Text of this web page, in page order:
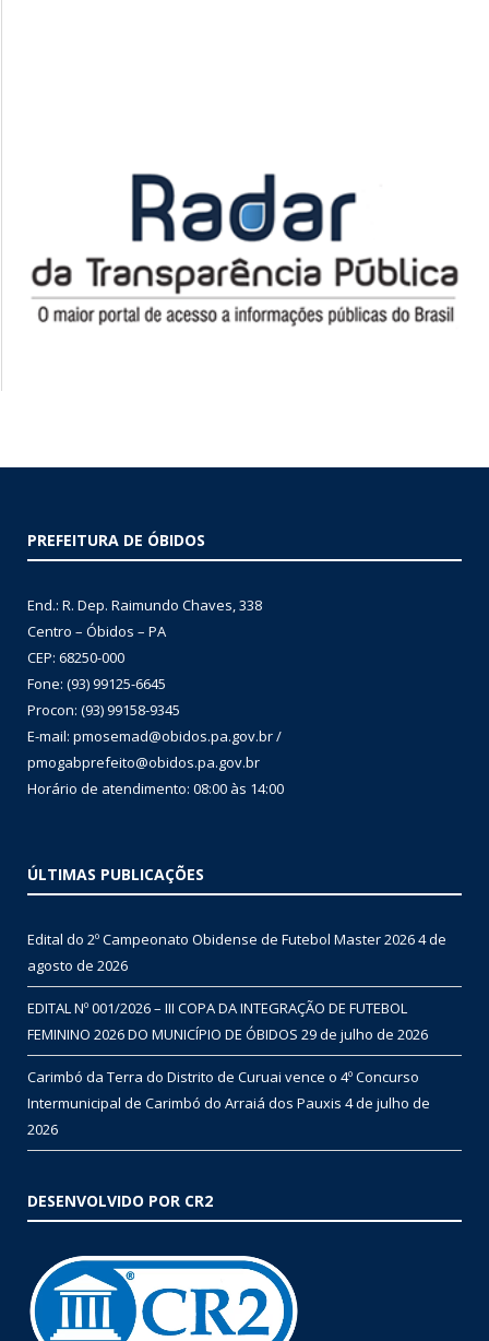
PREFEITURA DE ÓBIDOS
End.: R. Dep. Raimundo Chaves, 338
Centro – Óbidos – PA
CEP: 68250-000
Fone: (93) 99125-6645
Procon: (93) 99158-9345
E-mail: pmosemad@obidos.pa.gov.br /
pmogabprefeito@obidos.pa.gov.br
Horário de atendimento: 08:00 às 14:00
ÚLTIMAS PUBLICAÇÕES
Edital do 2º Campeonato Obidense de Futebol Master 20264 de
agosto de 2026
EDITAL Nº 001/2026 – III COPA DA INTEGRAÇÃO DE FUTEBOL
FEMININO 2026 DO MUNICÍPIO DE ÓBIDOS 29 de julho de 2026
Carimbó da Terra do Distrito de Curuai vence o 4º Concurso
Intermunicipal de Carimbó do Arraiá dos Pauxis 4 de julho de
2026
DESENVOLVIDO POR CR2